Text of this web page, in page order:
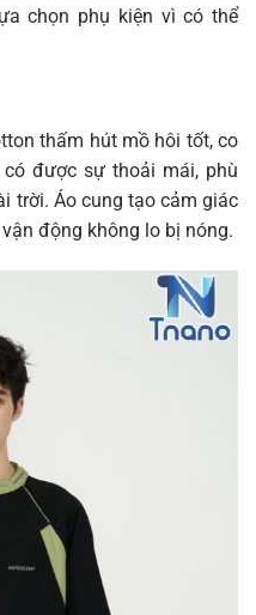
chọn phụ kiện vì có thể
thấm hút mồ hôi tốt, co
được sự thoải mái, phù
trời. Áo cung tạo cảm giác
động không lo bị nóng.